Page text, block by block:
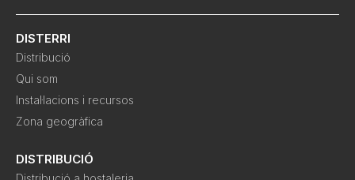
DISTERRI
Distribució
Qui som
Instal·lacions i recursos
Zona geogràfica
DISTRIBUCIÓ